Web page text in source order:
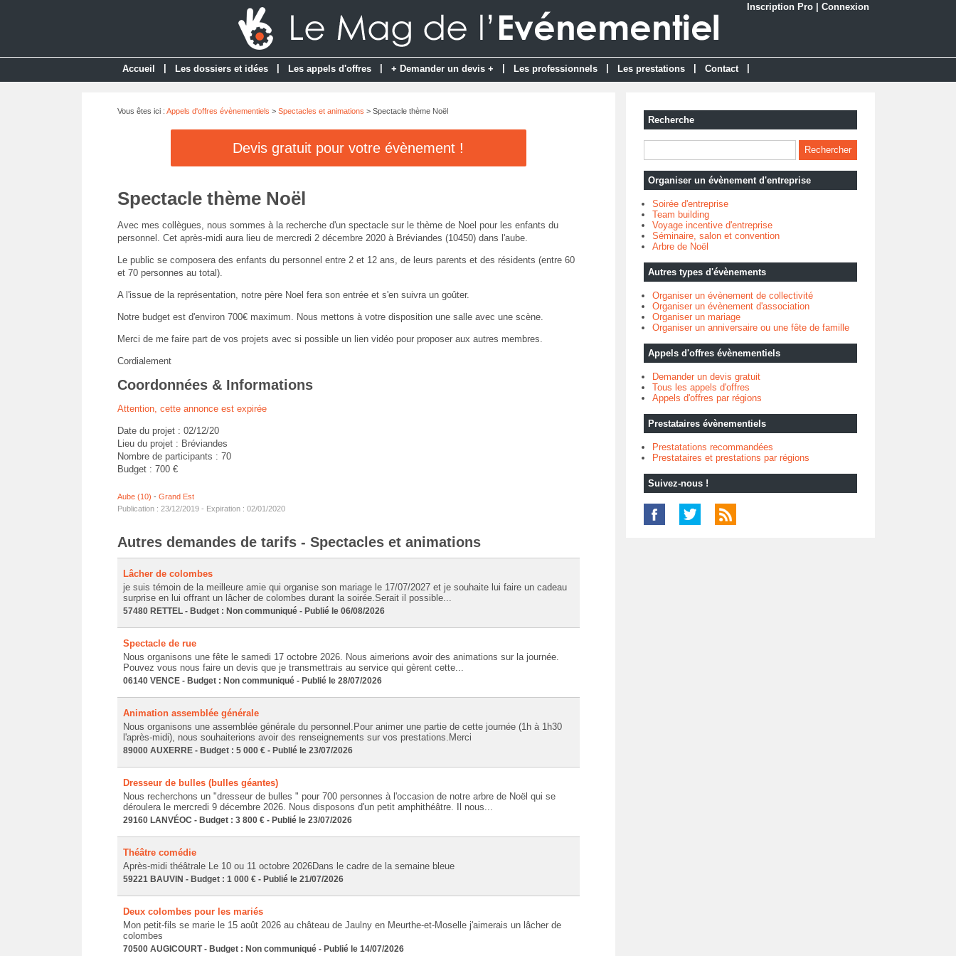
Inscription Pro Connexion
Accueil Les dossiers et idées Les appels d'offres + Demander un devis + Les professionnels Les prestations Contact
Vous êtes ici : Appels d'offres évènementiels > Spectacles et animations > Spectacle thème Noël
Devis gratuit pour votre évènement !
Spectacle thème Noël
Avec mes collègues, nous sommes à la recherche d'un spectacle sur le thème de Noel pour les enfants du
personnel. Cet après-midi aura lieu de mercredi 2 décembre 2020 à Bréviandes (10450) dans l'aube.
Le public se composera des enfants du personnel entre 2 et 12 ans, de leurs parents et des résidents (entre 60
et 70 personnes au total).
A l'issue de la représentation, notre père Noel fera son entrée et s'en suivra un goûter.
Notre budget est d'environ 700€ maximum. Nous mettons à votre disposition une salle avec une scène.
Merci de me faire part de vos projets avec si possible un lien vidéo pour proposer aux autres membres.
Cordialement
Coordonnées & Informations
Attention, cette annonce est expirée
Date du projet : 02/12/20
Lieu du projet : Bréviandes
Nombre de participants : 70
Budget : 700 €
Aube (10) - Grand Est
Publication : 23/12/2019 - Expiration : 02/01/2020
Autres demandes de tarifs - Spectacles et animations
Lâcher de colombes
je suis témoin de la meilleure amie qui organise son mariage le 17/07/2027 et je souhaite lui faire un cadeau
surprise en lui offrant un lâcher de colombes durant la soirée.Serait il possible...
57480 RETTEL - Budget : Non communiqué - Publié le 06/08/2026
Spectacle de rue
Nous organisons une fête le samedi 17 octobre 2026. Nous aimerions avoir des animations sur la journée.
Pouvez vous nous faire un devis que je transmettrais au service qui gèrent cette...
06140 VENCE - Budget : Non communiqué - Publié le 28/07/2026
Animation assemblée générale
Nous organisons une assemblée générale du personnel.Pour animer une partie de cette journée (1h à 1h30
l'après-midi), nous souhaiterions avoir des renseignements sur vos prestations.Merci
89000 AUXERRE - Budget : 5 000 € - Publié le 23/07/2026
Dresseur de bulles (bulles géantes)
Nous recherchons un "dresseur de bulles " pour 700 personnes à l'occasion de notre arbre de Noël qui se
déroulera le mercredi 9 décembre 2026. Nous disposons d'un petit amphithéâtre. Il nous...
29160 LANVÉOC - Budget : 3 800 € - Publié le 23/07/2026
Théâtre comédie
Après-midi théâtrale Le 10 ou 11 octobre 2026Dans le cadre de la semaine bleue
59221 BAUVIN - Budget : 1 000 € - Publié le 21/07/2026
Deux colombes pour les mariés
Mon petit-fils se marie le 15 août 2026 au château de Jaulny en Meurthe-et-Moselle j'aimerais un lâcher de
colombes
70500 AUGICOURT - Budget : Non communiqué - Publié le 14/07/2026
Recherche
Organiser un évènement d'entreprise
Soirée d'entreprise
Team building
Voyage incentive d'entreprise
Séminaire, salon et convention
Arbre de Noël
Autres types d'évènements
Organiser un évènement de collectivité
Organiser un évènement d'association
Organiser un mariage
Organiser un anniversaire ou une fête de famille
Appels d'offres évènementiels
Demander un devis gratuit
Tous les appels d'offres
Appels d'offres par régions
Prestataires évènementiels
Prestatations recommandées
Prestataires et prestations par régions
Suivez-nous !